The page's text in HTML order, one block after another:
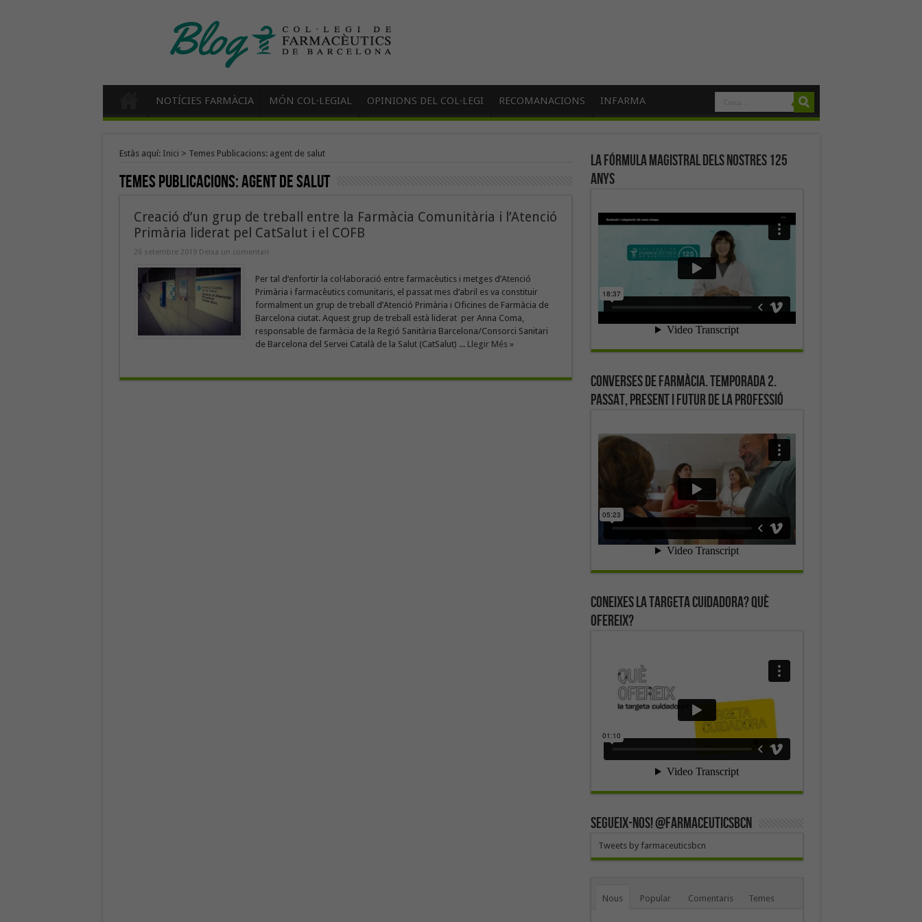
NOTÍCIES FARMÀCIA MÓN COL·LEGIAL OPINIONS DEL COL·LEGI RECOMANACIONS INFARMA
Estàs aquí: Inici > Temes Publicacions: agent de salut
Temes Publicacions:agent de salut
Creació d’un grup de treball entre la Farmàcia Comunitària i l’Atenció
Primària liderat pel CatSalut i el COFB
26 setembre 2019 Deixa un comentari
Per tal d’enfortir la col·laboració entre farmacèutics i metges d’Atenció
Primària i farmacèutics comunitaris, el passat mes d’abril es va constituir
formalment un grup de treball d’Atenció Primària i Oficines de Farmàcia de
Barcelona ciutat. Aquest grup de treball està liderat per Anna Coma,
responsable de farmàcia de la Regió Sanitària Barcelona/Consorci Sanitari
de Barcelona del Servei Català de la Salut (CatSalut) ... Llegir Més »
La fórmula magistral dels nostres 125
anys
Converses de farmàcia. Temporada 2.
Passat, present i futur de la professió
Coneixes la targeta cuidadora? Què
ofereix?
SEGUEIX-NOS! @farmaceuticsbcn
Tweets by farmaceuticsbcn
Nous Popular Comentaris Temes